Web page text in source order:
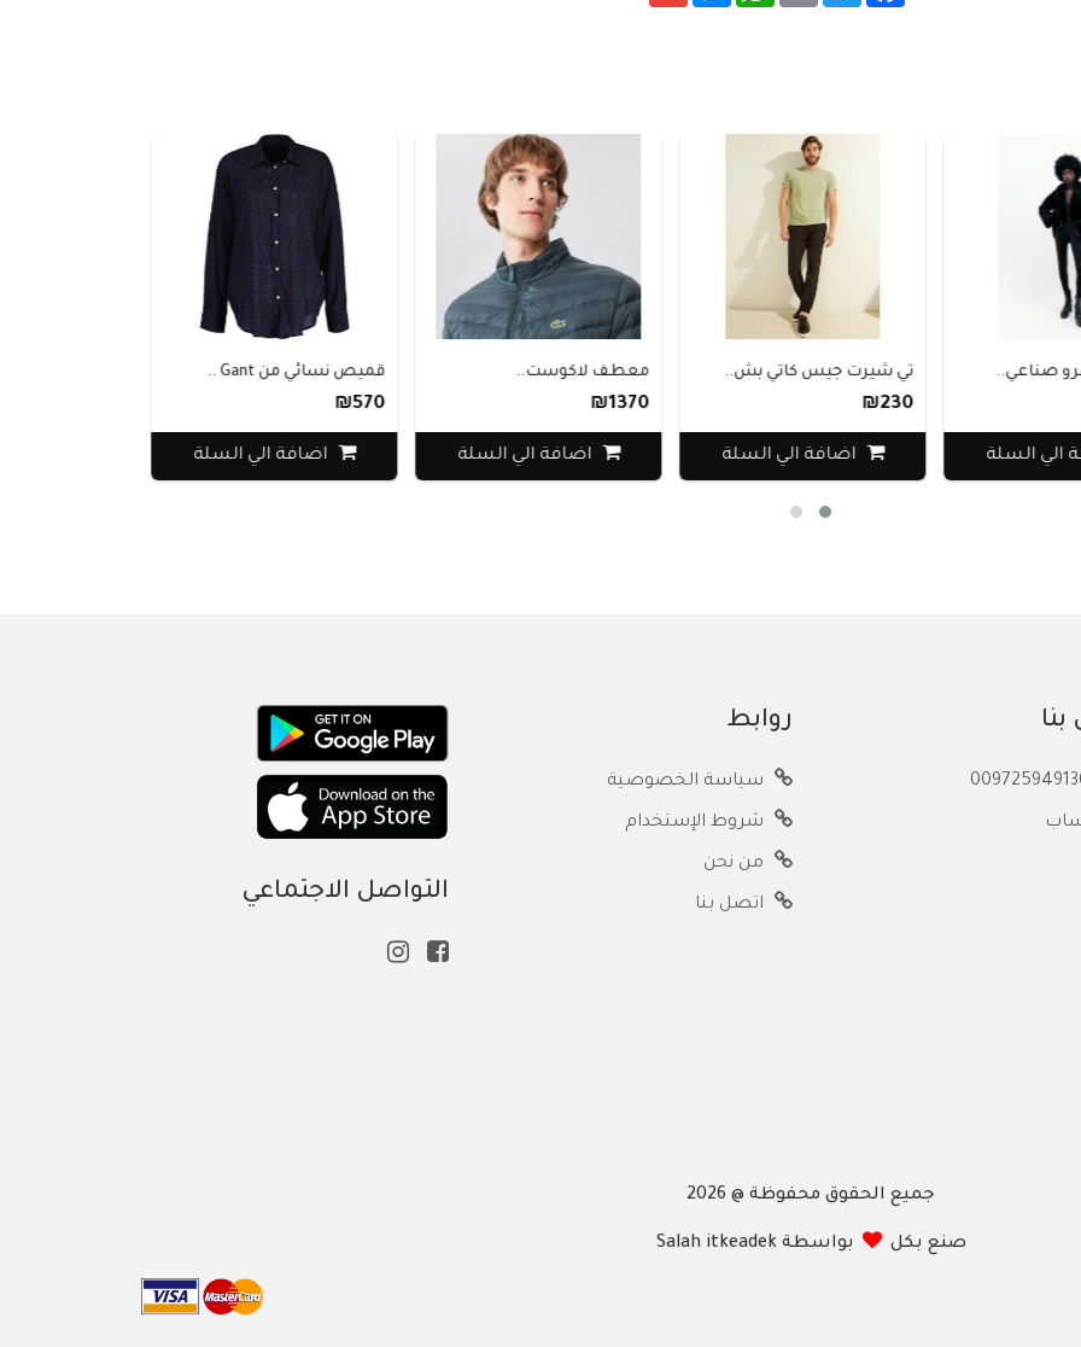
صناعي..
الي السلة
تي شيرت جيس كاتي بش..
₪230
اضافة الي السلة
معطف لاكوست..
₪1370
اضافة الي السلة
قميص نسائي من Gant ..
₪570
اضافة الي السلة
روابط
سياسة الخصوصية
شروط الإستخدام
من نحن
اتصل بنا التواصل الاجتماعي
جميع الحقوق محفوظة @ 2026
صنع بكل بواسطة Salah itkeadek